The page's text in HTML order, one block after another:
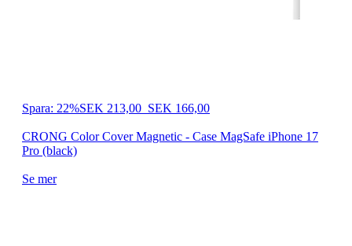
Spara: 22%SEK 213,00 SEK 166,00
CRONG Color Cover Magnetic - Case MagSafe iPhone 17
Pro (black)
Se mer